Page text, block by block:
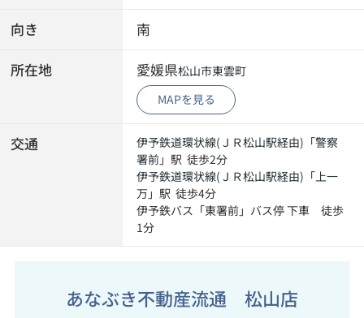
向き 南
所在地 愛媛県松山市東雲町
MAPを見る
交通 伊予鉄道環状線(ＪＲ松山駅経由) 「警察
署前」駅 徒歩2分
伊予鉄道環状線(ＪＲ松山駅経由) 「上一
万 」駅 徒歩4分
伊予鉄バス「東署前」バス停 下車 徒歩
1分
あなぶき不動産流通 松山店